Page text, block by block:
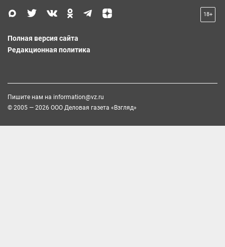
18+
Полная версия сайта
Редакционная политика
Пишите нам на information@vz.ru
© 2005 — 2026 ООО Деловая газета «Взгляд»